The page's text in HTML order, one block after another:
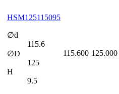
HSM125115095
∅d
115.6
∅D
125
H
9.5
115.600 125.000